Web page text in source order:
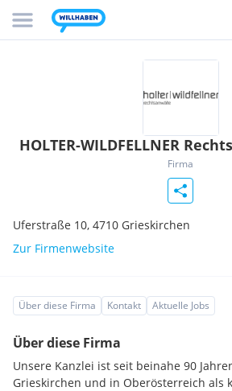
HOLTER-WILDFELLNER
Firma
Uferstraße 10, 4710 Grieskirchen
Zur Firmenwebsite
Über diese Firma Kontakt Aktuelle Jobs
Über diese Firma
Unsere Kanzlei ist seit beinahe 90
Grieskirchen und in Oberösterreich als